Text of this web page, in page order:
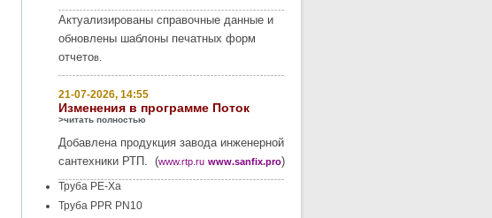
Актуализированы справочные данные и
обновлены шаблоны печатных форм
отчетов.
21-07-2026, 14:55
Изменения в программе Поток
>читать полностью
Добавлена продукция завода инженерной
сантехники РТП. (www.rtp.ru www.sanfix.pro)
Труба PE-Xa
Труба PPR PN10